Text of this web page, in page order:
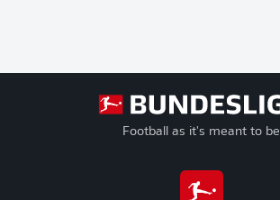
Football as it's meant to be